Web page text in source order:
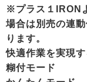
※プラス１IRON
場合は別売の連
ります。
快適作業を実現
糊付モード